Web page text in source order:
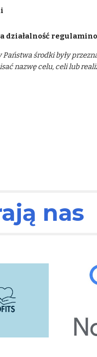
działalność
Państwa środki były
nazwę celu, celi lub
nas